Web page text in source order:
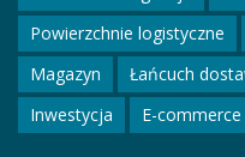
Powierzchnie logistyczne
Magazyn
Łańcuch
Inwestycja
E-commerce